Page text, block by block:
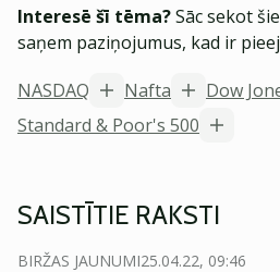
Interesē šī tēma?Sāc sekot
saņem paziņojumus, kad ir
NASDAQ
Nafta
Dow
Standard & Poor's 500
SAISTĪTIE RAKSTI
BIRŽAS JAUNUMI25.04.22, 09:46